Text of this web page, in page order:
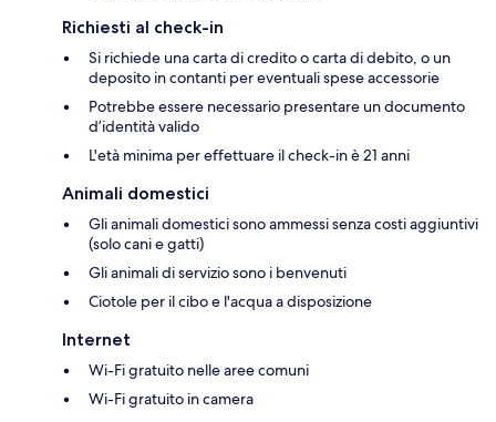
Richiesti al check-in
Si richiede una carta di credito o carta di debito, o un
deposito in contanti per eventuali spese accessorie
Potrebbe essere necessario presentare un documento
d’identità valido
L'età minima per effettuare il check-in è 21 anni
Animali domestici
Gli animali domestici sono ammessi senza costi aggiuntivi
(solo cani e gatti)
Gli animali di servizio sono i benvenuti
Ciotole per il cibo e l'acqua a disposizione
Internet
Wi-Fi gratuito nelle aree comuni
Wi-Fi gratuito in camera